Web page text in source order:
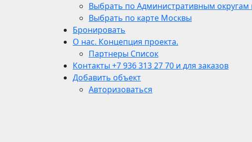
Выбрать по Административным
Выбрать по карте Москвы
Бронировать
О нас. Концепция проекта.
Партнеры Список
Контакты +7 936 313 27 70 и для заказов
Добавить объект
Авторизоваться